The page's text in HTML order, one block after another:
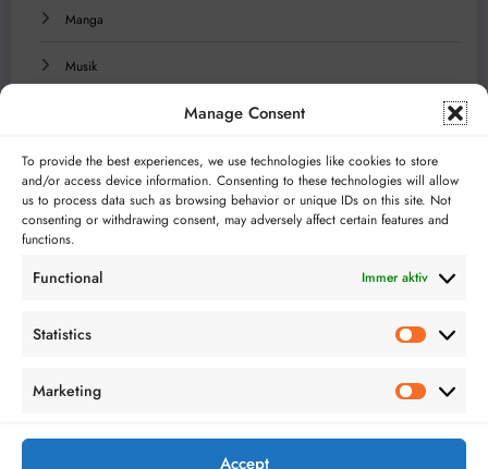
Manage Consent
To provide the best experiences, we use technologies like cookies to store
and/or access device information. Consenting to these technologies will allow
us to process data such as browsing behavior or unique IDs on this site. Not
consenting or withdrawing consent, may adversely affect certain features and
functions.
Functional Immer aktiv
Statistics Statistics
Marketing Marketing
Accept
Manga
Musik
Serien
Technologie
Bloggerei.de TopBlogs.de